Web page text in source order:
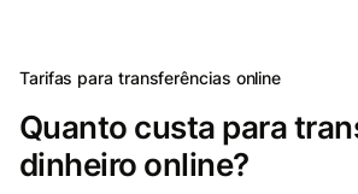
Tarifas para transferências online
Quanto custa para
dinheiro online?